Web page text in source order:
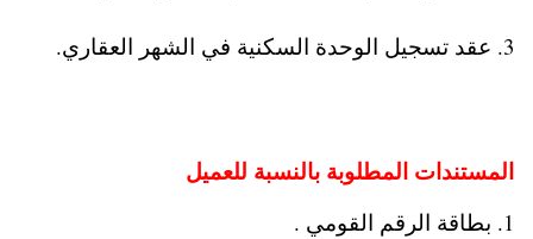
3. عقد تسجيل الوحدة السكنية في الشهر العقاري.
المستندات المطلوبة بالنسبة للعميل
1. بطاقة الرقم القومي .